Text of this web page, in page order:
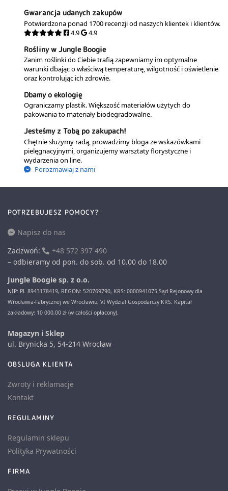
Gwarancja udanych zakupów
Potwierdzona ponad 1700 recenzji od naszych klientek i klientów.
4.9
4.9
Rośliny w Jungle Boogie
Zanim roślinki do Ciebie trafią zapewniamy im optymalne
warunki dbając o właściwą temperaturę, wilgotność i oświetlenie
oraz kontrolując ich zdrowie.
Dbamy o ekologię
Ograniczamy plastik. Większość materiałów użytych do
pakowania to materiały biodegradowalne.
Jesteśmy z Tobą po zakupach!
Chętnie służymy radą, prowadzimy bloga ze wskazówkami
pielęgnacyjnymi, organizujemy warsztaty florystyczne i
wydarzenia on line.
Porozmawiaj z nami
POTRZEBUJESZ POMOCY?
Napisz do nas
Zadzwoń:
+48 572 397 490
– odbieramy od pon. do sob. od 10.00 do 18.00
Jungle Boogie sp. z o.o.
NIP: PL 8943178419, REGON: 520769790, KRS: 0000941075 Sąd Rejonowy dla
Wrocławia-Fabrycznej we Wrocławiu, VI Wydział Gospodarczy KRS. Kapitał
zakładowy: 10 000,00 zł (w całości opłacony).
Magazyn i Sklep
ul. Brynicka 5, 54-214 Wrocław
OBSLUGA KLIENTA
Zwroty i reklamacje
Kontakt
REGULAMINY
Regulamin sklepu
Polityka Prywatności
FIRMA